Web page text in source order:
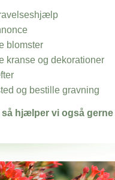
blomster
kranse og dekorationer
og bestille gravning
så hjælper vi også gerne
når det gælder
Holte Kirkegårde